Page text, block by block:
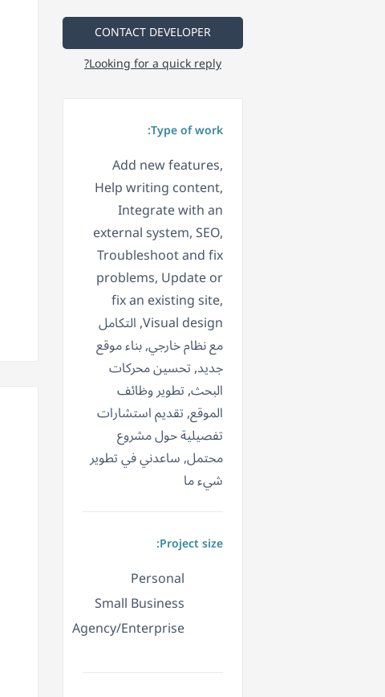
CONTACT DEVELOPER
Looking for a quick reply?
Type of work:
Add new features,
Help writing content,
Integrate with an
external system, SEO,
Troubleshoot and fix
problems, Update or
fix an existing site,
Visual design, التكامل
مع نظام خارجي, بناء موقع
جديد, تحسين محركات
البحث, تطوير وظائف
الموقع, تقديم استشارات
تفصيلية حول مشروع
محتمل, ساعدني في تطوير
شيء ما
Project size:
Personal
Small Business
Agency/Enterprise